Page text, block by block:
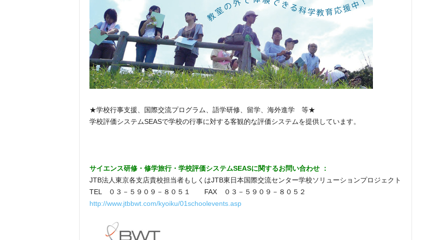
★学校行事支援、国際交流プログラム、語学研修、留学、海外進学 等★
学校評価システムSEASで学校の行事に対する客観的な評価システムを提供しています。
サイエンス研修・修学旅行・学校評価システムSEASに関するお問い合わせ ：
JTB法人東京各支店貴校担当者もしくはJTB東日本国際交流センター学校ソリューションプロジェクト
TEL ０３－５９０９－８０５１ FAX ０３－５９０９－８０５２
http://www.jtbbwt.com/kyoiku/01schoolevents.asp